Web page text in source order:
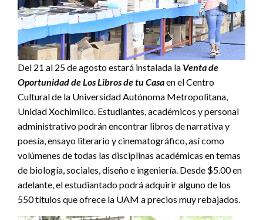
Del 21 al 25 de agosto estará instalada la Venta de
Oportunidad de Los Libros de tu Casaen el Centro
Cultural de la Universidad Autónoma Metropolitana,
Unidad Xochimilco. Estudiantes, académicos y personal
administrativo podrán encontrar libros de narrativa y
poesía, ensayo literario y cinematográfico, así como
volúmenes de todas las disciplinas académicas en temas
de biología, sociales, diseño e ingeniería. Desde $5.00 en
adelante, el estudiantado podrá adquirir alguno de los
550 títulos que ofrece la UAM a precios muy rebajados.